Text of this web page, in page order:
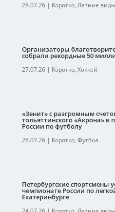
28.07.26| Коротко, Летние
Организаторы
собрали рекордные 50
27.07.26| Коротко, Хоккей
«Зенит» с разгромным
тольяттинского «Акрона» в
России по футболу
26.07.26| Коротко, Футбол
Петербургские спортсмены
чемпионате России по
Екатеринбурге